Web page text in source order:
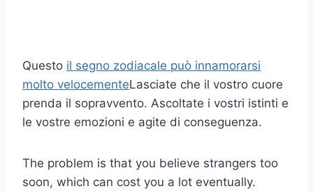
Questo il segno zodiacale può innamorarsi
molto velocementeLasciate che il vostro cuore
prenda il sopravvento. Ascoltate i vostri istinti e
le vostre emozioni e agite di conseguenza.
The problem is that you believe strangers too
soon, which can cost you a lot eventually.